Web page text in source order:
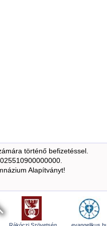
történő befizetéssel.
Alapítványt!